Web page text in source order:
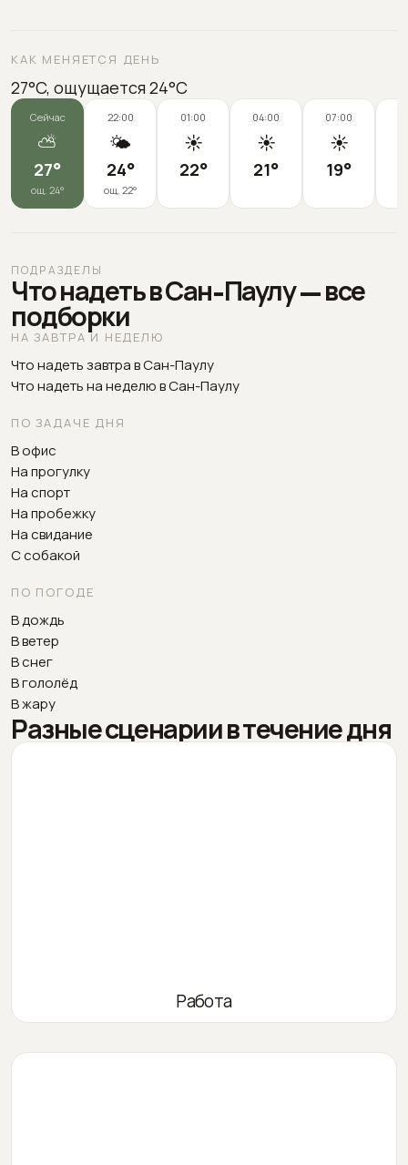
КАК МЕНЯЕТСЯ ДЕНЬ
27°C, ощущается 24°C
Сейчас
⛅
27°
ощ. 24°
22:00
🌤️
24°
ощ. 22°
01:00
☀️
22°
04:00
☀️
21°
07:00
☀️
19°
ПОДРАЗДЕЛЫ
Что надеть в Сан-Паулу — все
подборки
НА ЗАВТРА И НЕДЕЛЮ
Что надеть завтра в Сан-Паулу
Что надеть на неделю в Сан-Паулу
ПО ЗАДАЧЕ ДНЯ
В офис
На прогулку
На спорт
На пробежку
На свидание
С собакой
ПО ПОГОДЕ
В дождь
В ветер
В снег
В гололёд
В жару
Разные сценарии в течение дня
Работа